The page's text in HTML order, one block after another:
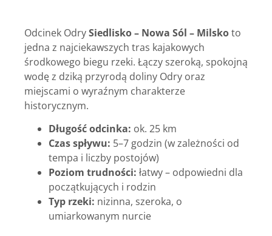
Odcinek OdrySiedlisko – Nowa Sól – Milskoto
jedna z najciekawszych tras kajakowych
środkowego biegu rzeki. Łączy szeroką, spokojną
wodę z dziką przyrodą doliny Odry oraz
miejscami o wyraźnym charakterze
historycznym.
Długość odcinka: ok. 25 km
Czas spływu: 5–7 godzin (w zależności od
tempa i liczby postojów)
Poziom trudności: łatwy – odpowiedni dla
początkujących i rodzin
Typ rzeki: nizinna, szeroka, o
umiarkowanym nurcie